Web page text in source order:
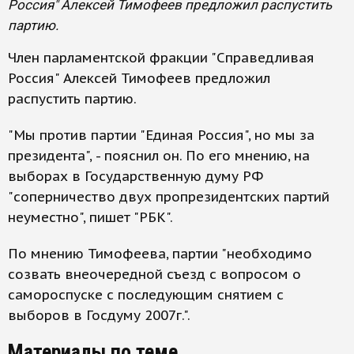
Россия" Алексей Тимофеев предложил распустить
партию.
Член парламентской фракции "Справедливая
Россия" Алексей Тимофеев предложил
распустить партию.
"Мы против партии "Единая Россия", но мы за
президента", - пояснил он. По его мнению, на
выборах в Государственную думу РФ
"соперничество двух пропрезидентских партий
неуместно", пишет "РБК".
По мнению Тимофеева, партии "необходимо
созвать внеочередной съезд с вопросом о
самороспуске с последующим снятием с
выборов в Госдуму 2007г.".